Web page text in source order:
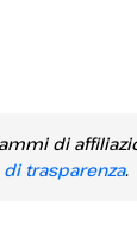
di
di trasparenza.